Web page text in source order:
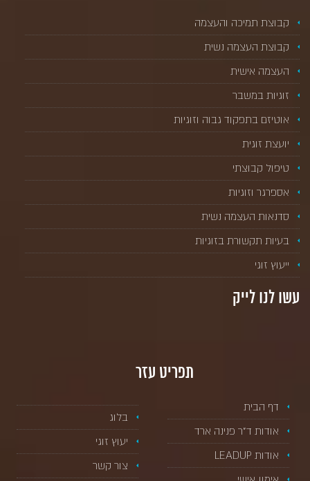
קבוצת תמיכה והעצמה
קבוצת העצמה נשית
העצמה אישית
זוגיות במשבר
אוטיזם בתפקוד גבוה וזוגיות
יועצת זוגית
טיפול קבוצתי
אספרגר וזוגיות
סדנאות העצמה נשית
בעיות תקשורת בזוגיות
ייעוץ זוגי
עשו לנו לייק
תפריט עזר
דף הבית
אודות ד”ר פנינה ארד
אודות LEADUP
בלוג
יעוץ זוגי
צור קשר